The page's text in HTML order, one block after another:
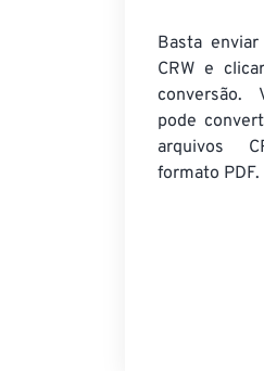
Basta
CRW e
conversão.
pode
arquivos
formato PDF.